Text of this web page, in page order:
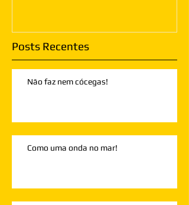
Posts Recentes
Não faz nem cócegas!
Como uma onda no mar!